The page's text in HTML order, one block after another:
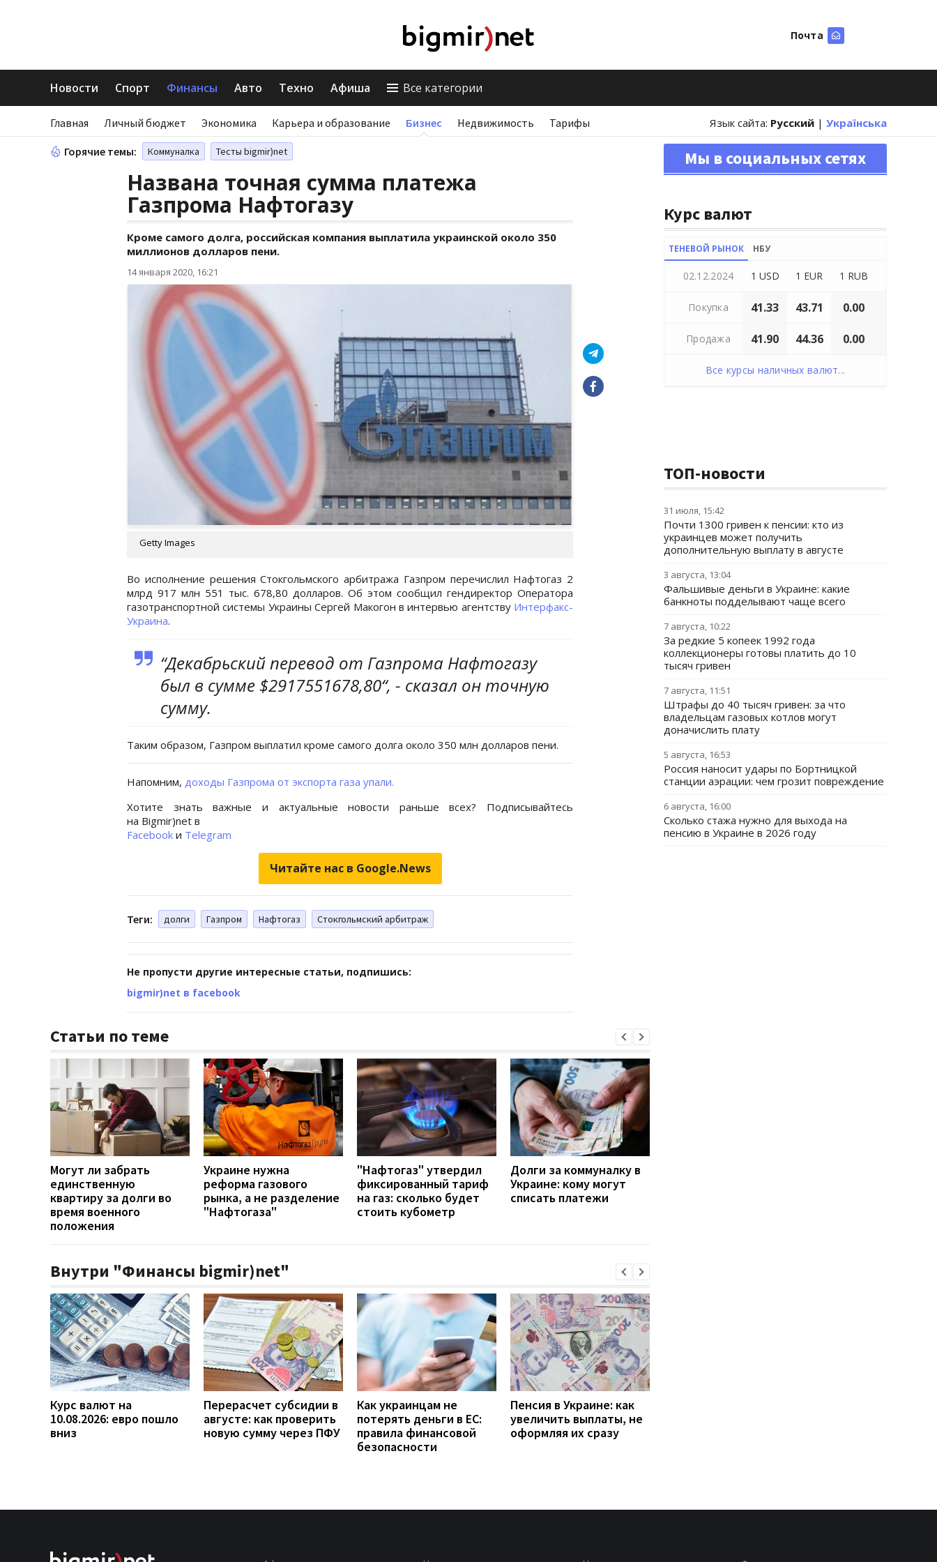
Почта
Новости Спорт Финансы Авто Техно Афиша Все категории
Главная Личный бюджет Экономика Карьера и образование Бизнес Недвижимость Тарифы Язык сайта: Русский | Українська
Горячие темы: Коммуналка Тесты bigmir)net
Названа точная сумма платежа
Газпрома Нафтогазу
Кроме самого долга, российская компания выплатила украинской около 350
миллионов долларов пени.
14 января 2020, 16:21
Getty Images
Во исполнение решения Стокгольмского арбитража Газпром перечислил Нафтогаз 2
млрд 917 млн 551 тыс. 678,80 долларов. Об этом сообщил гендиректор Оператора
газотранспортной системы Украины Сергей Макогон в интервью агентству Интерфакс-
Украина.
“Декабрьский перевод от Газпрома Нафтогазу
был в сумме $2917551678,80“, - сказал он точную
сумму.
Таким образом, Газпром выплатил кроме самого долга около 350 млн долларов пени.
Напомним, доходы Газпрома от экспорта газа упали.
Хотите знать важные и актуальные новости раньше всех? Подписывайтесь
на Bigmir)net в
Facebook и Telegram
Читайте нас в Google.News
Теги: долги Газпром Нафтогаз Стокгольмский арбитраж
Не пропусти другие интересные статьи, подпишись:
bigmir)net в facebook
Статьи по теме
Могут ли забрать
единственную
квартиру за долги во
время военного
положения
Украине нужна
реформа газового
рынка, а не разделение
"Нафтогаза"
"Нафтогаз" утвердил
фиксированный тариф
на газ: сколько будет
стоить кубометр
Долги за коммуналку в
Украине: кому могут
списать платежи
Внутри "Финансы bigmir)net"
Курс валют на
10.08.2026: евро пошло
вниз
Перерасчет субсидии в
августе: как проверить
новую сумму через ПФУ
Как украинцам не
потерять деньги в ЕС:
правила финансовой
безопасности
Пенсия в Украине: как
увеличить выплаты, не
оформляя их сразу
Мы в социальных сетях
Курс валют
ТЕНЕВОЙ РЫНОК НБУ
02.12.2024 1 USD 1 EUR 1 RUB
Покупка 41.33 43.71 0.00
Продажа 41.90 44.36 0.00
Все курсы наличных валют...
ТОП-новости
31 июля, 15:42
Почти 1300 гривен к пенсии: кто из
украинцев может получить
дополнительную выплату в августе
3 августа, 13:04
Фальшивые деньги в Украине: какие
банкноты подделывают чаще всего
7 августа, 10:22
За редкие 5 копеек 1992 года
коллекционеры готовы платить до 10
тысяч гривен
7 августа, 11:51
Штрафы до 40 тысяч гривен: за что
владельцам газовых котлов могут
доначислить плату
5 августа, 16:53
Россия наносит удары по Бортницкой
станции аэрации: чем грозит повреждение
6 августа, 16:00
Сколько стажа нужно для выхода на
пенсию в Украине в 2026 году